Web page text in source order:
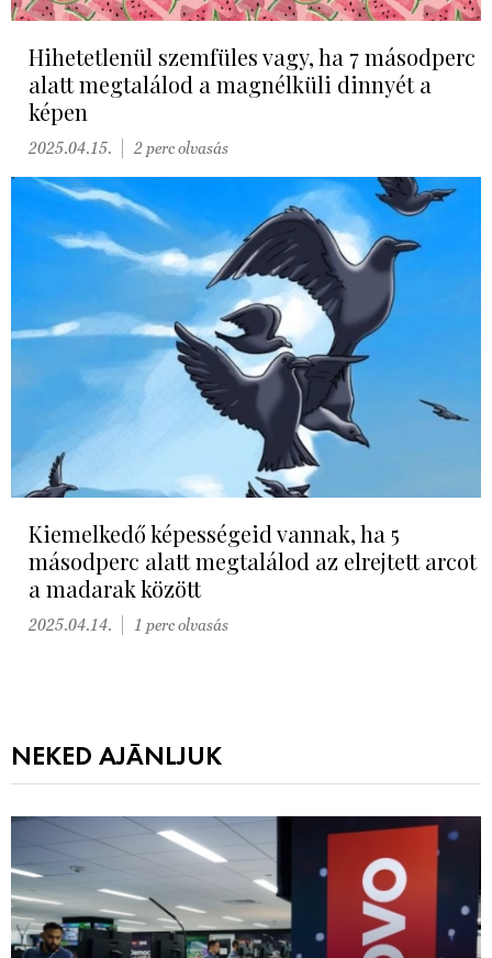
Hihetetlenül szemfüles vagy, ha 7 másodperc
alatt megtalálod a magnélküli dinnyét a
képen
2025.04.15. 2 perc olvasás
Kiemelkedő képességeid vannak, ha 5
másodperc alatt megtalálod az elrejtett arcot
a madarak között
2025.04.14. 1 perc olvasás
NEKED AJÁNLJUK